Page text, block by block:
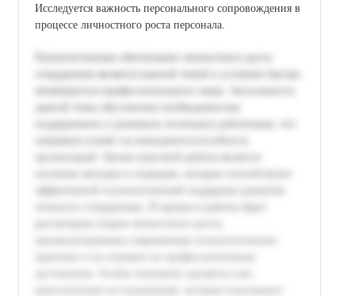
Исследуется важность персонального сопровождения в
процессе личностного роста персонала.